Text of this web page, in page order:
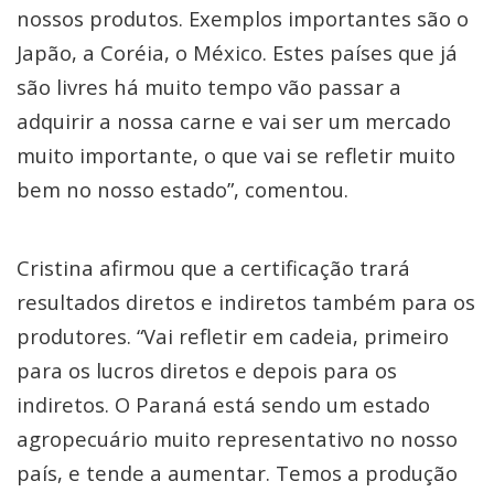
nossos produtos. Exemplos importantes são o
Japão, a Coréia, o México. Estes países que já
são livres há muito tempo vão passar a
adquirir a nossa carne e vai ser um mercado
muito importante, o que vai se refletir muito
bem no nosso estado”, comentou.
Cristina afirmou que a certificação trará
resultados diretos e indiretos também para os
produtores. “Vai refletir em cadeia, primeiro
para os lucros diretos e depois para os
indiretos. O Paraná está sendo um estado
agropecuário muito representativo no nosso
país, e tende a aumentar. Temos a produção